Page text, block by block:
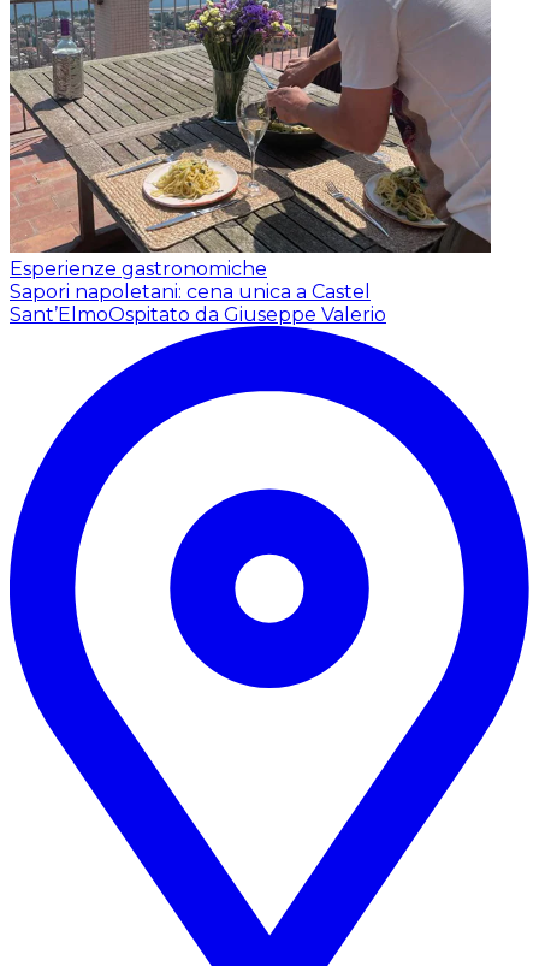
Esperienze gastronomiche
Sapori napoletani: cena unica a Castel
Sant’ElmoOspitato da Giuseppe Valerio